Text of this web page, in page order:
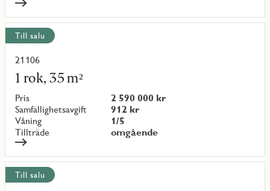
Till salu
21106
1 rok, 35 m²
Pris
2 590 000 kr
Samfällighetsavgift
912 kr
Våning
1/5
Tillträde
omgående
Läs
mer
om
objekt
{objectNumber}
Till salu